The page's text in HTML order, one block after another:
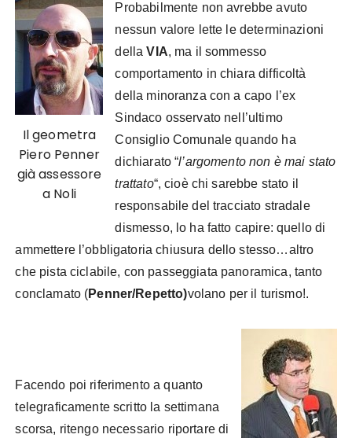
Il geometra
Piero Penner
già assessore
a Noli
Probabilmente non avrebbe avuto
nessun valore lette le determinazioni
della VIA, ma il sommesso
comportamento in chiara difficoltà
della minoranza con a capo l’ex
Sindaco osservato nell’ultimo
Consiglio Comunale quando ha
dichiarato “l’argomento non è mai stato
trattato“, cioè chi sarebbe stato il
responsabile del tracciato stradale
dismesso, lo ha fatto capire: quello di
ammettere l’obbligatoria chiusura dello stesso…altro
che pista ciclabile, con passeggiata panoramica, tanto
conclamato (Penner/Repetto)volano per il turismo!.
Facendo poi riferimento a quanto
telegraficamente scritto la settimana
scorsa, ritengo necessario riportare di